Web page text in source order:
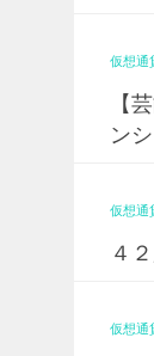
仮想通
【
ン
仮想通
４
仮想通